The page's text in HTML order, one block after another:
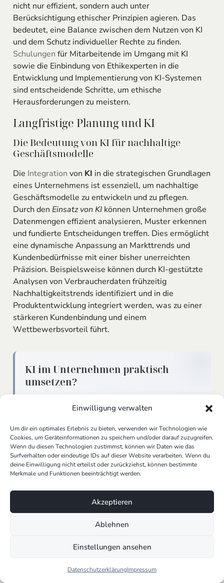
Einwilligung verwalten
Um dir ein optimales Erlebnis zu bieten, verwenden wir Technologien wie
Cookies, um Geräteinformationen zu speichern und/oder darauf zuzugreifen.
Wenn du diesen Technologien zustimmst, können wir Daten wie das
Surfverhalten oder eindeutige IDs auf dieser Website verarbeiten. Wenn du
deine Einwilligung nicht erteilst oder zurückziehst, können bestimmte
Merkmale und Funktionen beeinträchtigt werden.
Akzeptieren
Ablehnen
Einstellungen ansehen
DatenschutzerklärungImpressum
nicht nur effizient, sondern auch unter
Berücksichtigung ethischer Prinzipien agieren. Das
bedeutet, eine Balance zwischen dem Nutzen von KI
und dem Schutz individueller Rechte zu finden.
Schulungen für Mitarbeitende im Umgang mit KI
sowie die Einbindung von Ethikexperten in die
Entwicklung und Implementierung von KI-Systemen
sind entscheidende Schritte, um ethische
Herausforderungen zu meistern.
Langfristige Planung und KI
Die Bedeutung von KI für nachhaltige
Geschäftsmodelle
Die Integration von KI in die strategischen Grundlagen
eines Unternehmens ist essenziell, um nachhaltige
Geschäftsmodelle zu entwickeln und zu pflegen.
Durch den Einsatz von KIkönnen Unternehmen große
Datenmengen effizient analysieren, Muster erkennen
und fundierte Entscheidungen treffen. Dies ermöglicht
eine dynamische Anpassung an Markttrends und
Kundenbedürfnisse mit einer bisher unerreichten
Präzision. Beispielsweise können durch KI-gestützte
Analysen von Verbraucherdaten frühzeitig
Nachhaltigkeitstrends identifiziert und in die
Produktentwicklung integriert werden, was zu einer
stärkeren Kundenbindung und einem
Wettbewerbsvorteil führt.
KI im Unternehmen praktisch
umsetzen?
E-Mails, Meeting-Zusammenfassungen, KI-CRM,
automatische Aufgabenverteilung und vieles mehr
unterstützt. DSGVO-konform und individuell auf
dein Unternehmen trainiert.
KI System ansehen
KI in der strategischen Planung: Von der
KI-Systeme revolutionieren die strategische Planung
auf allen Ebenen verbessern. Von der Optimierung